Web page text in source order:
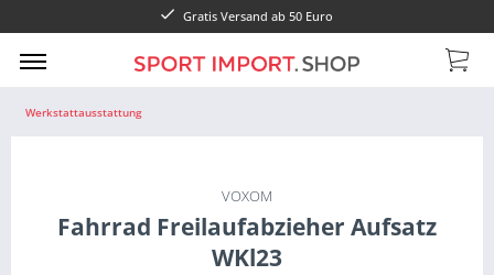
Gratis Versand ab 50 Euro
Werkstattausstattung
VOXOM
Fahrrad Freilaufabzieher Aufsatz
WKl23